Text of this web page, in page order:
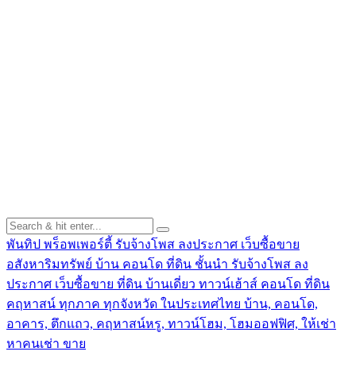
พันทิป พร็อพเพอร์ตี้ รับจ้างโพส ลงประกาศ เว็บซื้อขาย
อสังหาริมทรัพย์ บ้าน คอนโด ที่ดิน ชั้นนำ รับจ้างโพส ลง
ประกาศ เว็บซื้อขาย ที่ดิน บ้านเดี่ยว ทาวน์เฮ้าส์ คอนโด ที่ดิน
คฤหาสน์ ทุกภาค ทุกจังหวัด ในประเทศไทย บ้าน, คอนโด,
อาคาร, ตึกแถว, คฤหาสน์หรู, ทาวน์โฮม, โฮมออฟฟิศ, ให้เช่า
หาคนเช่า ขาย